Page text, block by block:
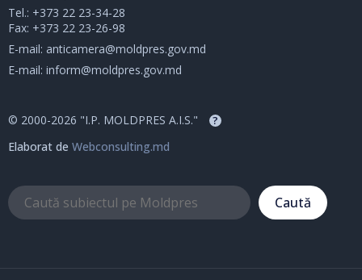
Tel.: +373 22 23-34-28
Fax: +373 22 23-26-98
E-mail: anticamera@moldpres.gov.md
E-mail: inform@moldpres.gov.md
© 2000-2026 "I.P. MOLDPRES A.I.S." ?
Elaborat de Webconsulting.md
Caută